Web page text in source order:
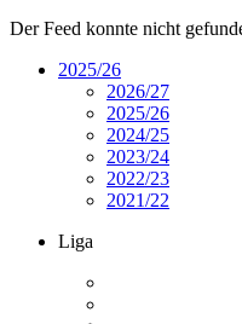
Der Feed konnte nicht
2025/26
2026/27
2025/26
2024/25
2023/24
2022/23
2021/22
Liga